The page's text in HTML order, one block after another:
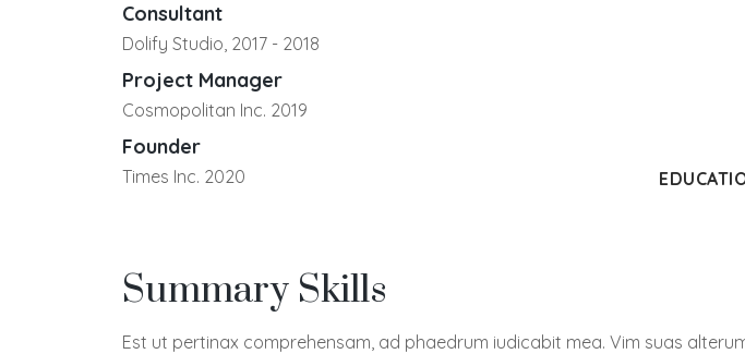
Consultant
Dolify Studio, 2017 - 2018
Project Manager
Cosmopolitan Inc. 2019
Founder
Times Inc. 2020
Summary Skills
Est ut pertinax comprehensam, ad phaedrum iudicabit mea. Vim suas